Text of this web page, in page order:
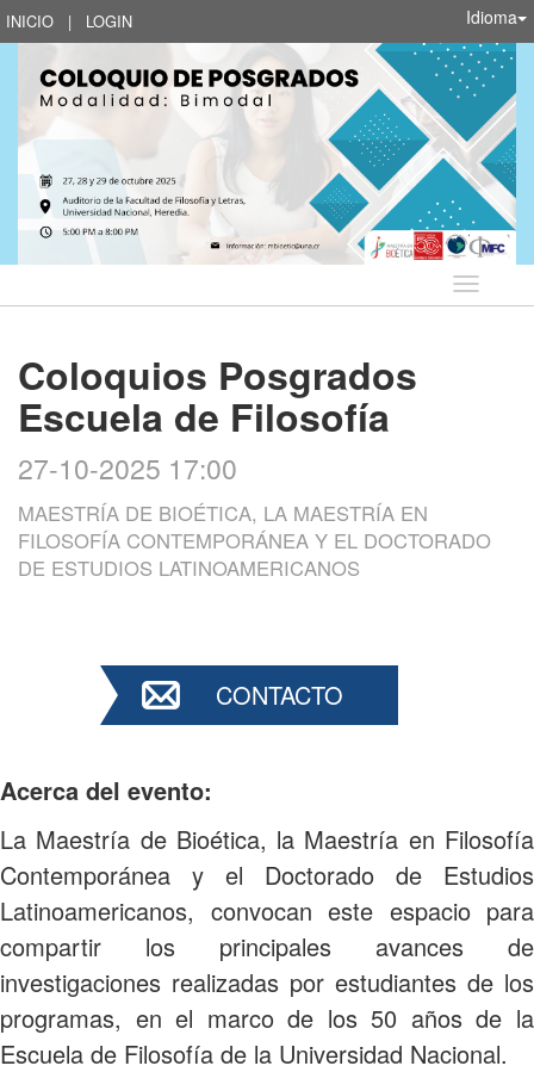
INICIO | LOGIN Idioma
Idioma
Coloquios Posgrados
Escuela de Filosofía
27-10-2025 17:00
MAESTRÍA DE BIOÉTICA, LA MAESTRÍA EN
FILOSOFÍA CONTEMPORÁNEA Y EL DOCTORADO
DE ESTUDIOS LATINOAMERICANOS
CONTACTO
Acerca del evento:
La Maestría de Bioética, la Maestría en Filosofía
Contemporánea y el Doctorado de Estudios
Latinoamericanos, convocan este espacio para
compartir los principales avances de
investigaciones realizadas por estudiantes de los
programas, en el marco de los 50 años de la
Escuela de Filosofía de la Universidad Nacional.